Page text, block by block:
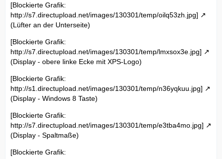
[Blockierte Grafik:
http://s7.directupload.net/images/130301/temp/oilq53zh.jpg]
(Lüfter an der Unterseite)
[Blockierte Grafik:
http://s7.directupload.net/images/130301/temp/lmxsox3e.jpg]
(Display - obere linke Ecke mit XPS-Logo)
[Blockierte Grafik:
http://s1.directupload.net/images/130301/temp/n36yqkuu.jpg]
(Display - Windows 8 Taste)
[Blockierte Grafik:
http://s7.directupload.net/images/130301/temp/e3tba4mo.jpg]
(Display - Spaltmaße)
[Blockierte Grafik: